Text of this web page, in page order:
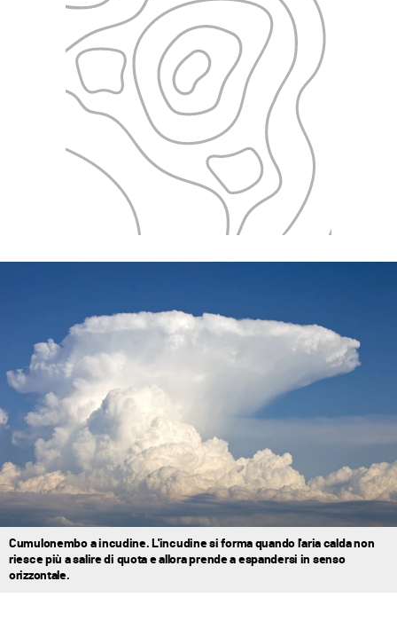
Cumulonembo a incudine. L'incudine si forma quando l'aria calda non
riesce più a salire di quota e allora prende a espandersi in senso
orizzontale.